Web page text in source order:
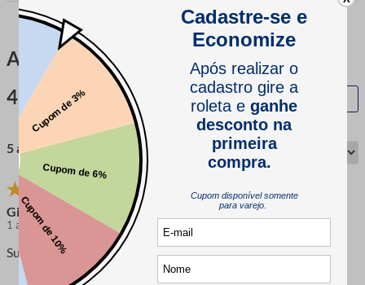
Avaliações
4.8
QUERO AVALIAR
5 avaliações
Gianfranco B.
1 ano atrás comprador verificado
Superou as espectativas